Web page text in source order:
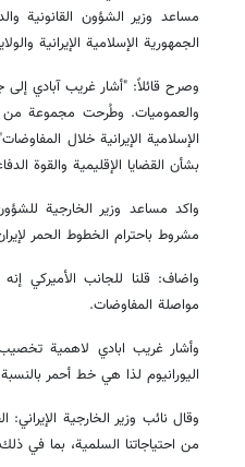
مساعد وزير الشؤون القانونية
الجمهورية الإسلامية الإيرانية
وصرح قائلاً: "أشار غريب آبادي إلى
والعموميات. وطُرحت مجموعة من
الإسلامية الإيرانية خلال
بشأن القضايا الإقليمية والقوة
واكد مساعد وزير الخارجية
مشروط باحترام الخطوط الحمر
واضاف: قلنا للجانب الأميركي
مواصلة المفاوضات.
وأشار غريب ابادي لاهمية تخصيب
اليورانيوم لذا هي خط أحمر
وقال نائب وزير الخارجية الإيراني:
من احتياجاتنا السلمية، بما في